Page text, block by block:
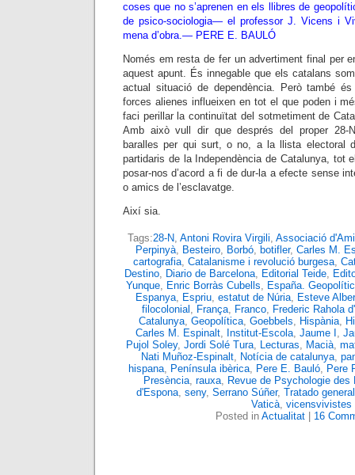
coses que no s’aprenen en els llibres de
de psico-sociologia— el professor J. Vicens i
mena d’obra.— PERE E. BAULÓ
Només em resta de fer un advertiment final per
aquest apunt. És innegable que els catalans
actual situació de dependència. Però també
forces alienes influeixen en tot el que poden i
faci perillar la continuïtat del sotmetiment de
Amb això vull dir que després del proper 28-
baralles per qui surt, o no, a la llista electoral
partidaris de la Independència de Catalunya, tot
posar-nos d’acord a fi de dur-la a efecte sense
o amics de l’esclavatge.
Així sia.
Tags:28-N, Antoni Rovira Virgili, Associació
Perpinyà, Besteiro, Borbó, botifler, Carles M.
cartografia, Catalanisme i revolució burgesa,
Destino, Diario de Barcelona, Editorial Teide,
Yunque, Enric Borràs Cubells, España.
Espanya, Espriu, estatut de Núria, Esteve
filocolonial , França, Franco, Frederic Rahola
Catalunya, Geopolítica, Goebbels, Hispània,
Carles M. Espinalt, Institut-Escola, Jaume I ,
Pujol Soley, Jordi Solé Tura, Lecturas, Macià,
Nati Muñoz-Espinalt, Notícia de catalunya,
hispana, Península ibèrica, Pere E. Bauló, Pere
Presència, rauxa, Revue de Psychologie des
d'Espona, seny, Serrano Súñer, Tratado
Vaticà, vicensvivistes
Posted in Actualitat 16